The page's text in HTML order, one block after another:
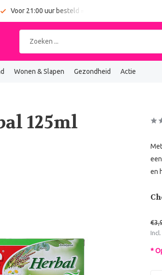
Voor 21:00 uur besteld = vandaag verzonden
Wonen & Slapen Gezondheid Actie
125ml
en
*